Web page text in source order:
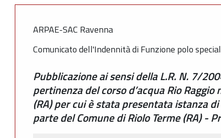
ARPAE-SAC Ravenna
Comunicato dell'Indennità di Funzione polo
Pubblicazione ai sensi della L.R. N. 7/
pertinenza del corso d’acqua Rio Raggio
(RA) per cui è stata presentata istanza
parte del Comune di Riolo Terme (RA) -